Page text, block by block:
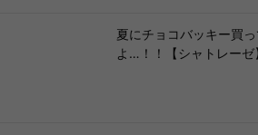
夏にチョコバッキー買
よ…！！【シャトレー